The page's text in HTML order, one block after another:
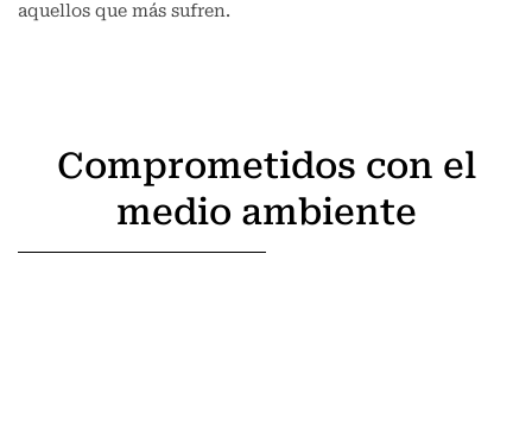
aquellos que más sufren.
Comprometidos con el
medio ambiente